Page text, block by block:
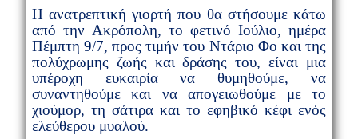
Η ανατρεπτική γιορτή που θα στήσουμε κάτω
από την Aκρόπολη, το φετινό Ιούλιο, ημέρα
Πέμπτη 9/7, προς τιμήν του Ντάριο Φο και της
πολύχρωμης ζωής και δράσης του, είναι μια
υπέροχη ευκαιρία να θυμηθούμε, να
συναντηθούμε και να απογειωθούμε με το
χιούμορ, τη σάτιρα και το εφηβικό κέφι ενός
ελεύθερου μυαλού.